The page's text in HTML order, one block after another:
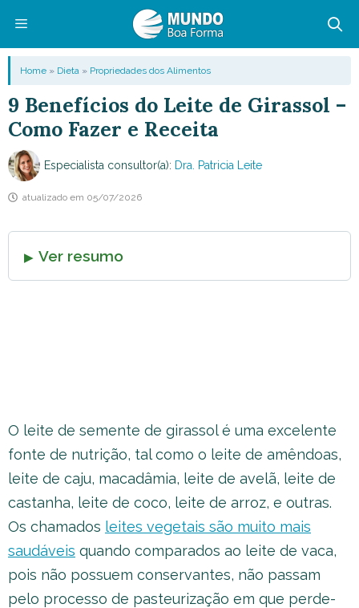
conteúdo
Menu
Home » Dieta » Propriedades dos Alimentos
9 Benefícios do Leite de Girassol –
Como Fazer e Receita
Especialista consultor(a): Dra. Patricia Leite
atualizado em 05/07/2026
Ver resumo
O leite de semente de girassol é uma excelente
fonte de nutrição, tal como o leite de amêndoas,
leite de caju, macadâmia, leite de avelã, leite de
castanha, leite de coco, leite de arroz, e outras.
Os chamados leites vegetais são muito mais
saudáveis quando comparados ao leite de vaca,
pois não possuem conservantes, não passam
pelo processo de pasteurização em que perde-